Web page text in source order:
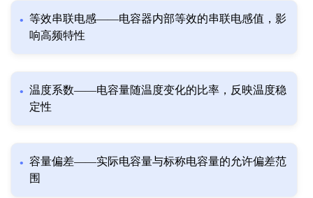
等效串联电感——电容器内部等效的串联电感值，影
响高频特性
温度系数——电容量随温度变化的比率，反映温度稳
定性
容量偏差——实际电容量与标称电容量的允许偏差范
围